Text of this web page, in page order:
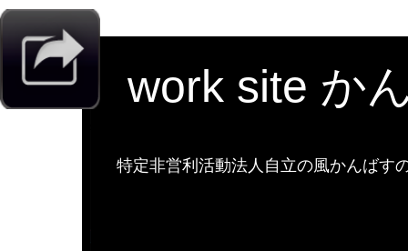
work site か
特定非営利活動法人自立の風かんばす